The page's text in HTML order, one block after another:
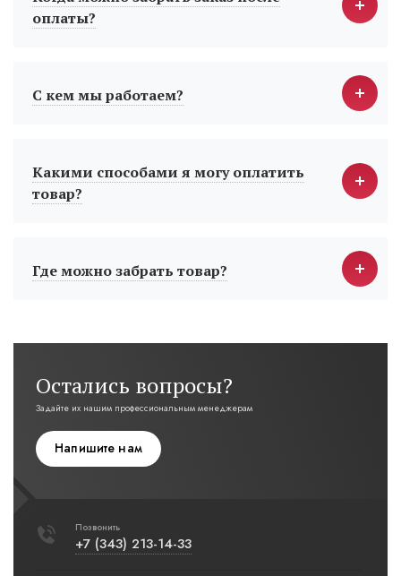
оплаты?
С кем мы работаем?
Какими способами я могу оплатить
товар?
Где можно забрать товар?
Остались вопросы?
Задайте их нашим профессиональным менеджерам
Напишите нам
Позвонить
+7 (343) 213-14-33